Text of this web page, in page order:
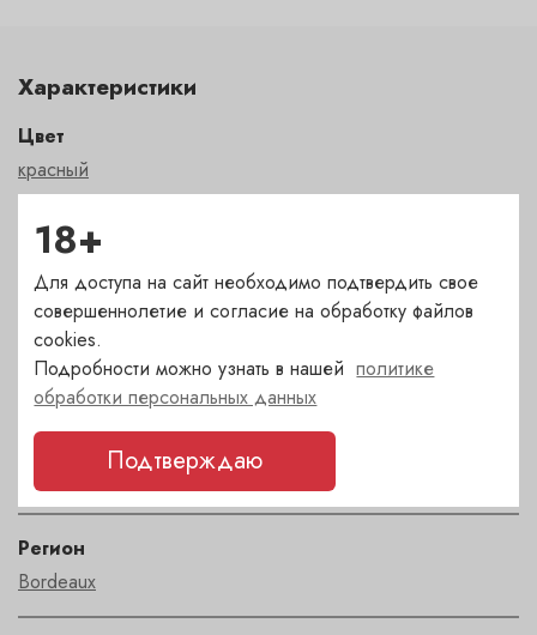
Характеристики
Цвет
красный
Сахар
сухое
Страна
Франция
Сорт
каберне совиньон,каберне фран
Регион
Bordeaux
18+
Для доступа на сайт необходимо подтвердить свое
совершеннолетие и согласие на обработку файлов
cookies.
Подробности можно узнать в нашейполитике
обработки персональных данных
Подтверждаю